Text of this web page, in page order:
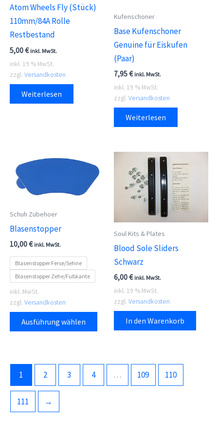
Atom Wheels Fly (Stück)
110mm/84A Rolle
Restbestand
5,00€ inkl. MwSt.
inkl. 19 % MwSt.
zzgl. Versandkosten
Weiterlesen
Kufenschoner
Base Kufenschoner
Genuine für Eiskufen
(Paar)
7,95€ inkl. MwSt.
inkl. 19 % MwSt.
zzgl. Versandkosten
Weiterlesen
Schuh Zubehoer
Blasenstopper
10,00€ inkl. MwSt.
Blasenstopper Ferse/Sehne
Blasenstopper Zehe/Fußkante
inkl. MwSt.
zzgl. Versandkosten
Ausführung wählen
Dieses
Produkt
Soul Kits & Plates
Blood Sole Sliders
Schwarz
6,00€ inkl. MwSt.
inkl. 19 % MwSt.
zzgl. Versandkosten
In den Warenkorb
1 2 3 4 … 109 110
111 →